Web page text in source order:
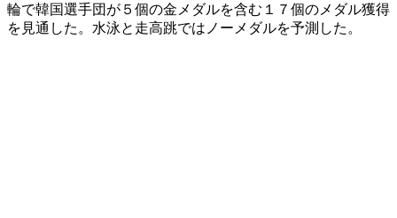
輪で韓国選手団が５個の金メダルを含む１７個のメダル獲得
を見通した。水泳と走高跳ではノーメダルを予測した。